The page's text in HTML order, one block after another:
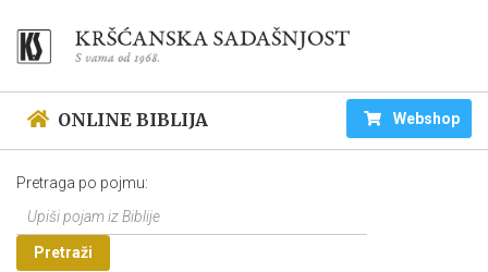
ONLINE BIBLIJA Webshop
Pretraga po pojmu:
Pretraži